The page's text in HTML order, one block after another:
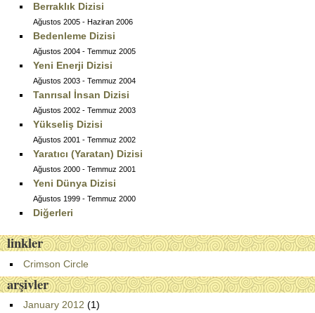
Berraklık Dizisi
Ağustos 2005 - Haziran 2006
Bedenleme Dizisi
Ağustos 2004 - Temmuz 2005
Yeni Enerji Dizisi
Ağustos 2003 - Temmuz 2004
Tanrısal İnsan Dizisi
Ağustos 2002 - Temmuz 2003
Yükseliş Dizisi
Ağustos 2001 - Temmuz 2002
Yaratıcı (Yaratan) Dizisi
Ağustos 2000 - Temmuz 2001
Yeni Dünya Dizisi
Ağustos 1999 - Temmuz 2000
Diğerleri
linkler
Crimson Circle
arşivler
January 2012 (1)